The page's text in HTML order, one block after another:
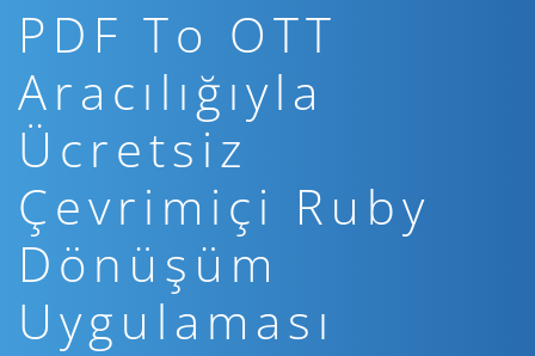
PDF To OTT
Aracılığıyla
Ücretsiz
Çevrimiçi Ruby
Dönüşüm
Uygulaması